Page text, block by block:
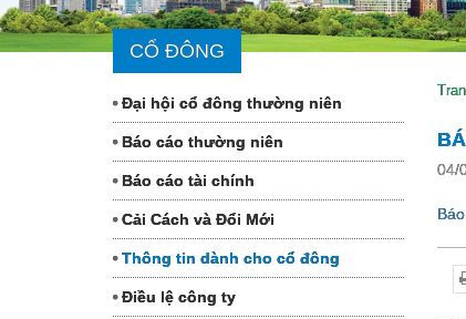
CỔ ĐÔNG
Đại hội cổ đông thường niên
Báo cáo thường niên
Báo cáo tài chính
Cải Cách và Đổi Mới
Thông tin dành cho cổ đông
Điều lệ công ty
04/